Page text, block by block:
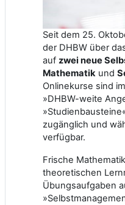
Seit dem 25.
der DHBW über
auf zwei neue
Mathematik und
Onlinekurse sind
»DHBW-weite
zugänglich und
verfügbar.
Frische
theoretischen
Übungsaufgaben